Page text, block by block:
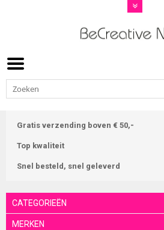
Gratis verzending boven € 50,-
Top kwaliteit
Snel besteld, snel geleverd
CATEGORIEËN
MERKEN